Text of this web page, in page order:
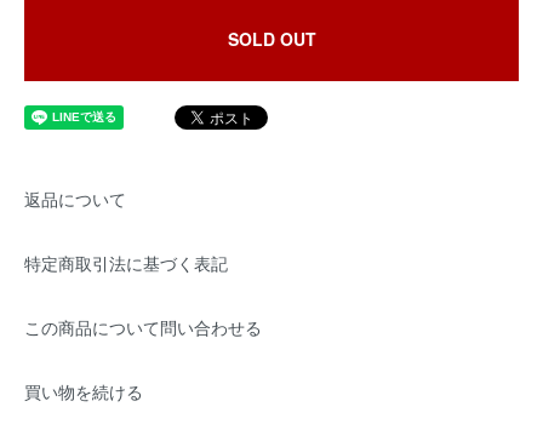
SOLD OUT
返品について
特定商取引法に基づく表記
この商品について問い合わせる
買い物を続ける